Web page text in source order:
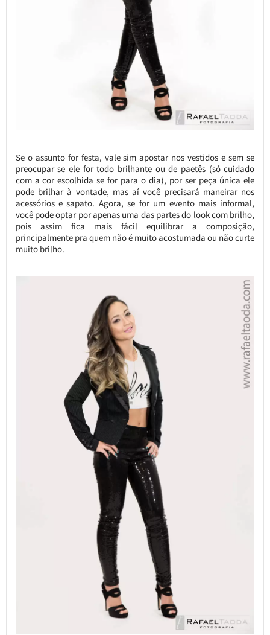
Se o assunto for festa, vale sim apostar nos vestidos e sem se
preocupar se ele for todo brilhante ou de paetês (só cuidado
com a cor escolhida se for para o dia), por ser peça única ele
pode brilhar à vontade, mas aí você precisará maneirar nos
acessórios e sapato. Agora, se for um evento mais informal,
você pode optar por apenas uma das partes do look com brilho,
pois assim fica mais fácil equilibrar a composição,
principalmente pra quem não é muito acostumada ou não curte
muito brilho.